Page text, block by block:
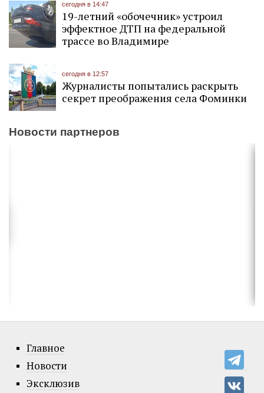
сегодня в 14:47
19-летний «обочечник» устроил
эффектное ДТП на федеральной
трассе во Владимире
сегодня в 12:57
Журналисты попытались раскрыть
секрет преображения села Фоминки
Новости партнеров
Главное
Новости
Эксклюзив